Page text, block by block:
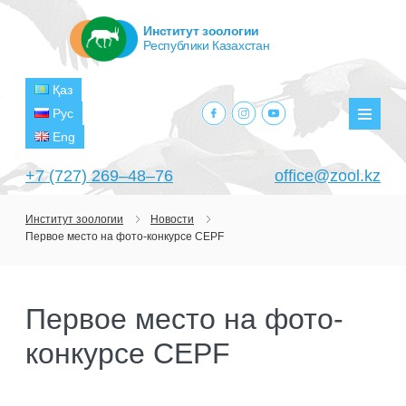
+7 (727) 269‒48‒76 office@zool.kz
Қаз
Рус
Eng
facebook.com
instagram.com
youtube.com
Институт зоологии
Республики Казахстан
ГЛАВНАЯ
ЦЕЛИ И ЗАДАЧИ
РУКОВОДСТВО
ПОДРАЗДЕЛЕНИЯ
ЛАБОРАТОРИИ
ПРОЕКТЫ
Институт зоологии
Новости
Первое место на фото-конкурсе CEPF
Первое место на фото-
конкурсе CEPF